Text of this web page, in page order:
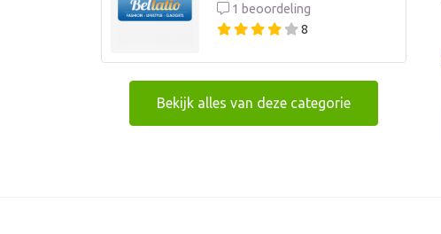
1 beoordeling
8
Bekijk alles van deze categorie